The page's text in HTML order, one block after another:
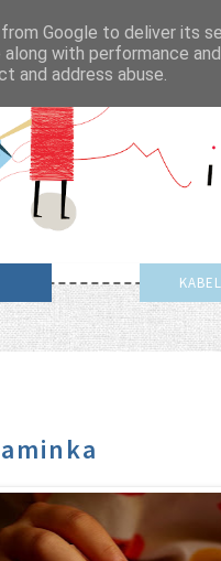
Google to deliver its
along with performance
and address abuse.